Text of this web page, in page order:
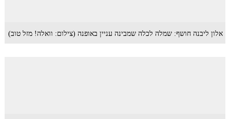
אלון ליבנה חושף: שמלה לכלה שמבינה עניין באופנה (צילום: וואלה! מזל טוב)